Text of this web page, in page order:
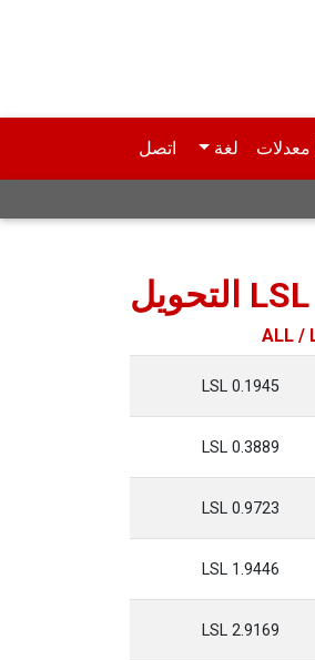
لغة اتصل
0.1945 LSL
0.3889 LSL
0.9723 LSL
1.9446 LSL
2.9169 LSL